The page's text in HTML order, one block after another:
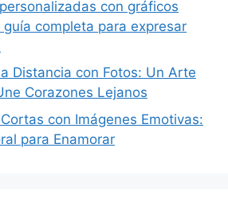
con gráficos
completa para expresar
Distancia con Fotos: Un Arte
Corazones Lejanos
con Imágenes Emotivas:
para Enamorar